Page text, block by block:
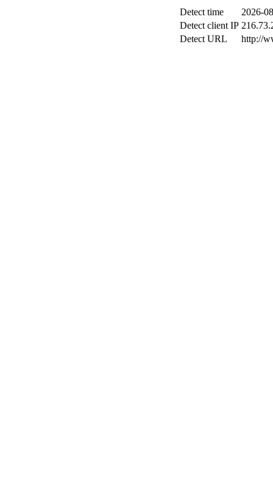
Detect time
2026-
Detect client IP
Detect URL
http://